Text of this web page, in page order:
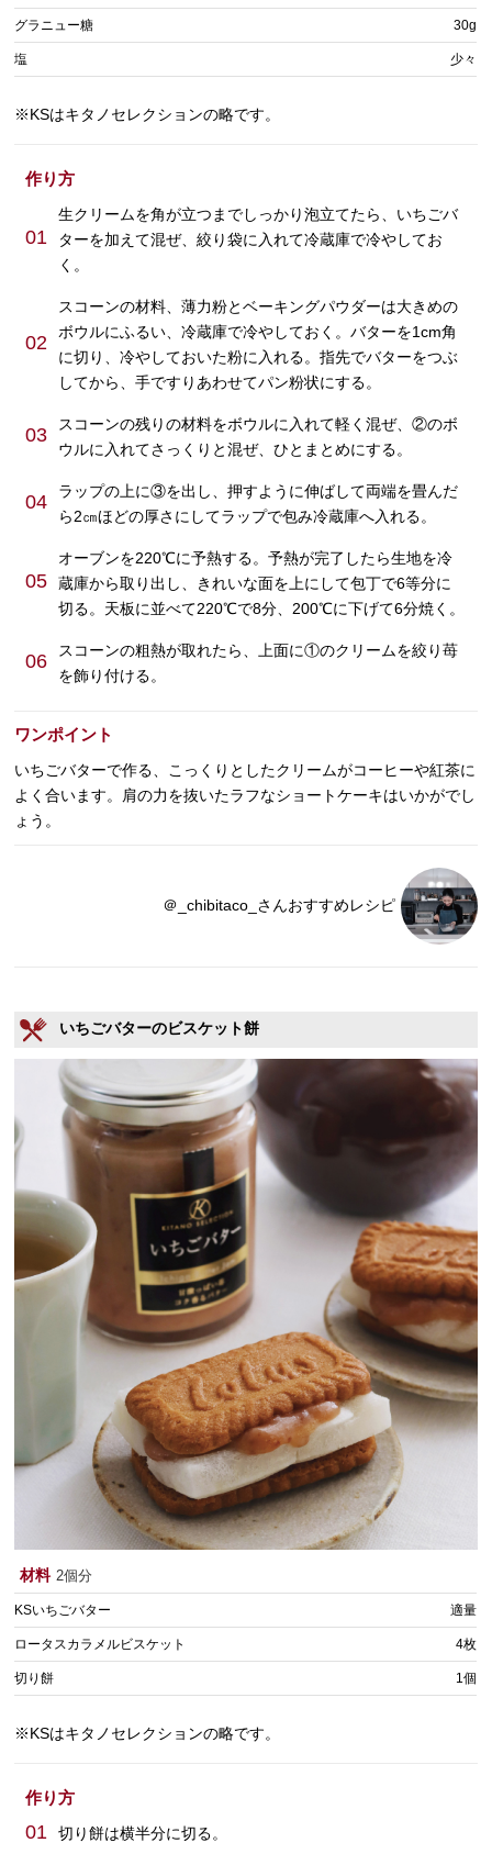
グラニュー糖 30g
塩 少々
※KSはキタノセレクションの略です。
作り方
01
生クリームを角が立つまでしっかり泡立てたら、いちごバ
ターを加えて混ぜ、絞り袋に入れて冷蔵庫で冷やしてお
く。
02
スコーンの材料、薄力粉とベーキングパウダーは大きめの
ボウルにふるい、冷蔵庫で冷やしておく。バターを1cm角
に切り、冷やしておいた粉に入れる。指先でバターをつぶ
してから、手ですりあわせてパン粉状にする。
03
スコーンの残りの材料をボウルに入れて軽く混ぜ、②のボ
ウルに入れてさっくりと混ぜ、ひとまとめにする。
04
ラップの上に③を出し、押すように伸ばして両端を畳んだ
ら2㎝ほどの厚さにしてラップで包み冷蔵庫へ入れる。
05
オーブンを220℃に予熱する。予熱が完了したら生地を冷
蔵庫から取り出し、きれいな面を上にして包丁で6等分に
切る。天板に並べて220℃で8分、200℃に下げて6分焼く。
06
スコーンの粗熱が取れたら、上面に①のクリームを絞り苺
を飾り付ける。
ワンポイント
いちごバターで作る、こっくりとしたクリームがコーヒーや紅茶に
よく合います。肩の力を抜いたラフなショートケーキはいかがでし
ょう。
＠_chibitaco_さんおすすめレシピ
いちごバターのビスケット餅
材料 2個分
KSいちごバター 適量
ロータスカラメルビスケット 4枚
切り餅 1個
※KSはキタノセレクションの略です。
作り方
01 切り餅は横半分に切る。